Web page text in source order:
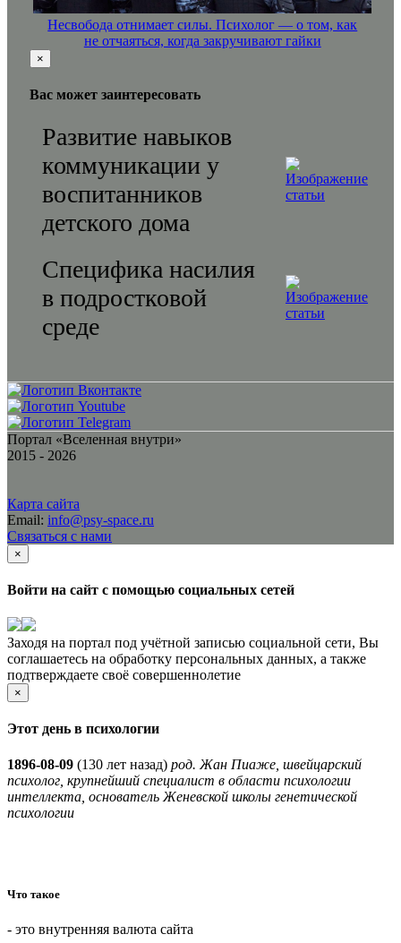
Несвобода отнимает силы. Психолог — о том, как
не отчаяться, когда закручивают гайки
×
Вас может заинтересовать
Развитие навыков
коммуникации у
воспитанников
детского дома
Специфика насилия
в подростковой
среде
Портал «Вселенная внутри»
2015 - 2026
Карта сайта
Email: info@psy-space.ru
Связаться с нами
×
Войти на сайт с помощью социальных сетей
Заходя на портал под учётной записью социальной сети, Вы
соглашаетесь на обработку персональных данных, а также
подтверждаете своё совершеннолетие
×
Этот день в психологии
1896-08-09 (130 лет назад) род. Жан Пиаже, швейцарский
психолог, крупнейший специалист в области психологии
интеллекта, основатель Женевской школы генетической
психологии
Что такое
- это внутренняя валюта сайта